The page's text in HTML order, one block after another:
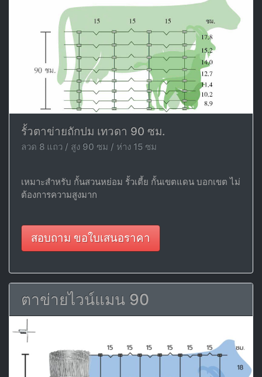
รั้วตาข่ายถักปม เทวดา 90 ซม.
ลวด 8 แถว / สูง 90 ซม / ห่าง 15 ซม
เหมาะสำหรับ กั้นสวนหย่อม รั้วเตี้ย กั้นเขตแดน บอกเขต ไม่
ต้องการความสูงมาก
สอบถาม ขอใบเสนอราคา
ตาข่ายไวน์แมน 90